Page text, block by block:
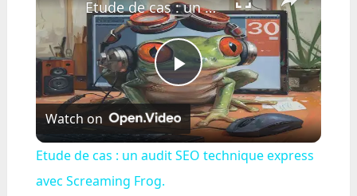
Play
Video
Etude de cas : un audit SEO technique express avec Screaming Frog.
Watch on
Etude de cas : un audit SEO technique express
avec Screaming Frog.